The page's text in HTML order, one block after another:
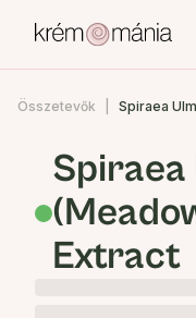
Összetevők Spiraea
Spiraea
Extract